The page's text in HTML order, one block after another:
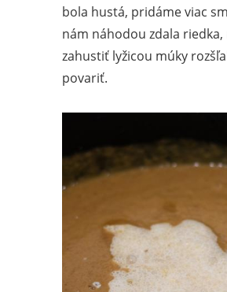
bola hustá, pridáme viac
nám náhodou zdala riedka,
zahustiť lyžicou múky
povariť.